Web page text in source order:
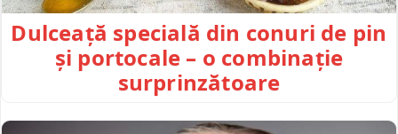
Dulceață specială din conuri de pin
și portocale – o combinație
surprinzătoare